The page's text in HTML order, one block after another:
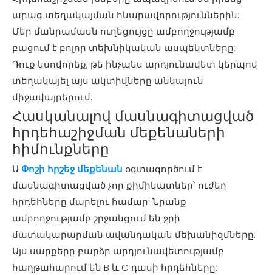
արագ տեղակայման հնարավորություններին:
Մեր մանրամասն ուղեցույցը ամբողջությամբ
բացում է բոլոր տեխնիկական ասպեկտները:
Դուք կսովորեք, թե ինչպես արդյունավետ կերպով
տեղակայել այս ակտիվները անկայուն
միջավայրերում:
Հասկանալով մասնագիտացված
հրդեհաշիջման մեքենաների
հիմունքները
Ա Փոշի հրշեջ մեքենան օգտագործում է
մասնագիտացված չոր քիմիկատներ՝ ուժեղ
հրդեհները մարելու համար: Նրանք
ամբողջությամբ շրջանցում են ջրի
մատակարարման ավանդական մեխանիզմները:
Այս սարքերը բարձր արդյունավետությամբ
հաղթահարում են B և C դասի հրդեհները: